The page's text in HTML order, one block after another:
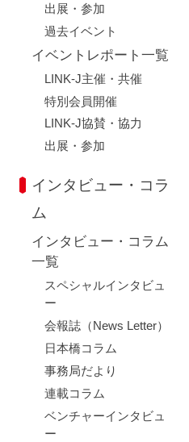
出展・参加
過去イベント
イベントレポート一覧
LINK-J主催・共催
特別会員開催
LINK-J協賛・協力
出展・参加
インタビュー・コラ
ム
インタビュー・コラム
一覧
スペシャルインタビュ
ー
会報誌（News Letter）
日本橋コラム
事務局だより
連載コラム
ベンチャーインタビュ
ー